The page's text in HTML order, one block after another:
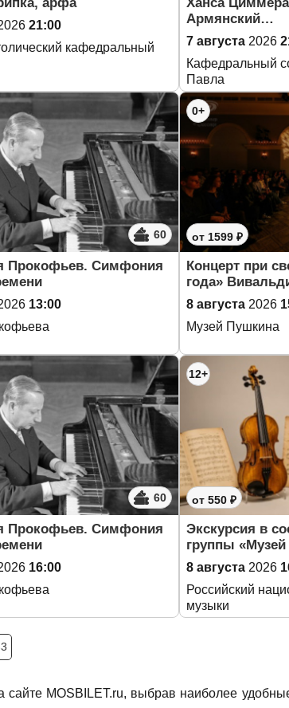
21:00
кафедральный
Армянский…
7 августа 2026
Кафедральный
Павла
60
Прокофьев. Симфония
13:00
0+
от 1599 ₽
Концерт при
года»
8 августа 2026
Музей Пушкина
60
Прокофьев. Симфония
16:00
12+
от 550 ₽
Экскурсия в
группы
8 августа 2026
Российский
музыки
MOSBILET.ru, выбрав наиболее